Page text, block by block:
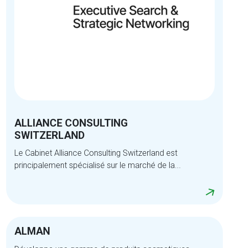
ALLIANCE CONSULTING
SWITZERLAND
Le Cabinet Alliance Consulting Switzerland est
principalement spécialisé sur le marché de la...
ALMAN